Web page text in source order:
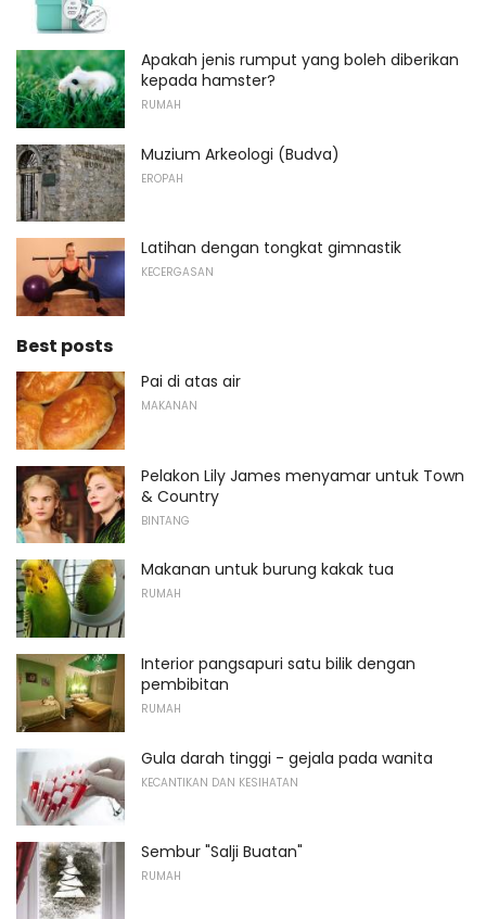
Apakah jenis rumput yang boleh diberikan
kepada hamster?
RUMAH
Muzium Arkeologi (Budva)
EROPAH
Latihan dengan tongkat gimnastik
KECERGASAN
Best posts
Pai di atas air
MAKANAN
Pelakon Lily James menyamar untuk Town
& Country
BINTANG
Makanan untuk burung kakak tua
RUMAH
Interior pangsapuri satu bilik dengan
pembibitan
RUMAH
Gula darah tinggi - gejala pada wanita
KECANTIKAN DAN KESIHATAN
Sembur "Salji Buatan"
RUMAH